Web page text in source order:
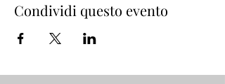
Condividi questo evento